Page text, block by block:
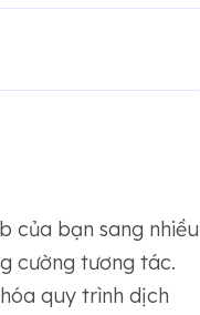
của bạn sang nhiều
cường tương tác.
quy trình dịch